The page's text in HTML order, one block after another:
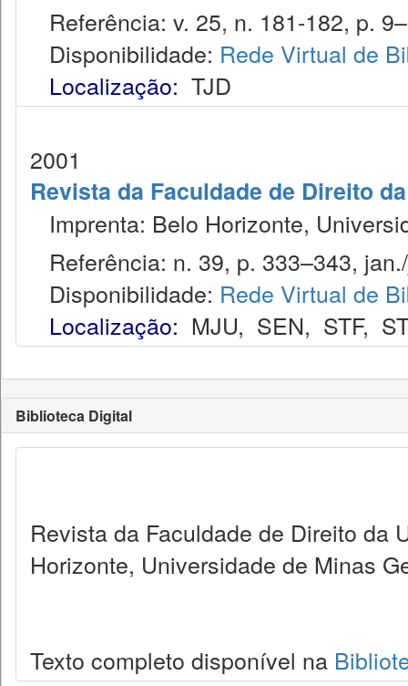
Referência: v. 25, n. 181-182, p.
Disponibilidade: Rede Virtual de
Localização: TJD
2001
Revista da Faculdade de Direito
Imprenta: Belo Horizonte,
Referência: n. 39, p. 333–343,
Disponibilidade: Rede Virtual de
Localização: MJU, SEN, STF,
Biblioteca Digital
Revista da Faculdade de Direito da
Horizonte, Universidade de Minas
Texto completo disponível na